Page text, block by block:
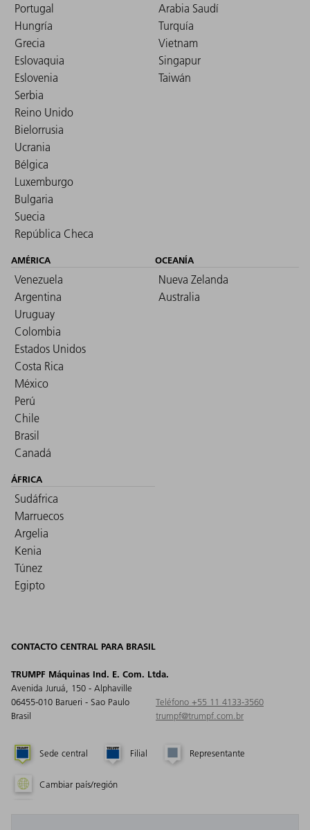
Portugal
Hungría
Grecia
Eslovaquia
Eslovenia
Serbia
Reino Unido
Bielorrusia
Ucrania
Bélgica
Luxemburgo
Bulgaria
Suecia
República Checa
Arabia Saudí
Turquía
Vietnam
Singapur
Taiwán
AMÉRICA
Venezuela
Argentina
Uruguay
Colombia
Estados Unidos
Costa Rica
México
Perú
Chile
Brasil
Canadá
OCEANÍA
Nueva Zelanda
Australia
ÁFRICA
Sudáfrica
Marruecos
Argelia
Kenia
Túnez
Egipto
CONTACTO CENTRAL PARA BRASIL
TRUMPF Máquinas Ind. E. Com. Ltda.
Avenida Juruá, 150 - Alphaville
06455-010 Barueri - Sao Paulo
Brasil
Teléfono +55 11 4133-3560
trumpf@trumpf.com.br
Sede central Filial Representante
Cambiar país/región